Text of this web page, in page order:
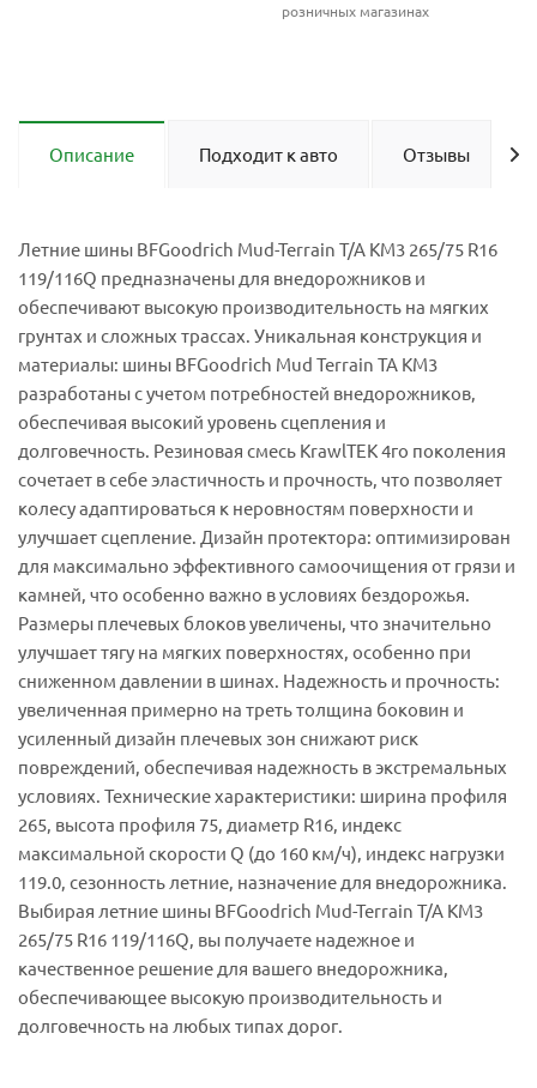
розничных магазинах
Описание Подходит к авто Отзывы
Летние шины BFGoodrich Mud-Terrain T/A KM3 265/75 R16
119/116Q предназначены для внедорожников и
обеспечивают высокую производительность на мягких
грунтах и сложных трассах. Уникальная конструкция и
материалы: шины BFGoodrich Mud Terrain TA KM3
разработаны с учетом потребностей внедорожников,
обеспечивая высокий уровень сцепления и
долговечность. Резиновая смесь KrawlTEK 4го поколения
сочетает в себе эластичность и прочность, что позволяет
колесу адаптироваться к неровностям поверхности и
улучшает сцепление. Дизайн протектора: оптимизирован
для максимально эффективного самоочищения от грязи и
камней, что особенно важно в условиях бездорожья.
Размеры плечевых блоков увеличены, что значительно
улучшает тягу на мягких поверхностях, особенно при
сниженном давлении в шинах. Надежность и прочность:
увеличенная примерно на треть толщина боковин и
усиленный дизайн плечевых зон снижают риск
повреждений, обеспечивая надежность в экстремальных
условиях. Технические характеристики: ширина профиля
265, высота профиля 75, диаметр R16, индекс
максимальной скорости Q (до 160 км/ч), индекс нагрузки
119.0, сезонность летние, назначение для внедорожника.
Выбирая летние шины BFGoodrich Mud-Terrain T/A KM3
265/75 R16 119/116Q, вы получаете надежное и
качественное решение для вашего внедорожника,
обеспечивающее высокую производительность и
долговечность на любых типах дорог.